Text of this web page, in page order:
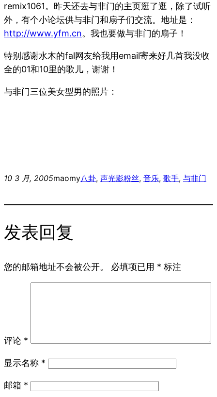
remix1061。昨天还去与非门的主页逛了逛，除了试听
外，有个小论坛供与非门和扇子们交流。地址是：
http://www.yfm.cn。我也要做与非门的扇子！
特别感谢水木的fal网友给我用email寄来好几首我没收
全的01和10里的歌儿，谢谢！
与非门三位美女型男的照片：
10 3 月, 2005maomy八卦, 声光影粉丝, 音乐, 歌手, 与非门
发表回复
您的邮箱地址不会被公开。 必填项已用 * 标注
评论 *
显示名称 *
邮箱 *